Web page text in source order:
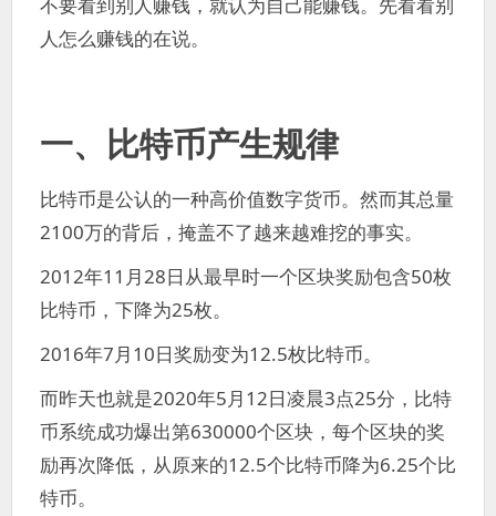
人怎么赚钱的在说。
一、比特币产生规律
比特币是公认的一种高价值数字货币。然而其总量
2100万的背后，掩盖不了越来越难挖的事实。
2012年11月28日从最早时一个区块奖励包含50枚
比特币，下降为25枚。
2016年7月10日奖励变为12.5枚比特币。
而昨天也就是2020年5月12日凌晨3点25分，比特
币系统成功爆出第630000个区块，每个区块的奖
励再次降低，从原来的12.5个比特币降为6.25个比
特币。